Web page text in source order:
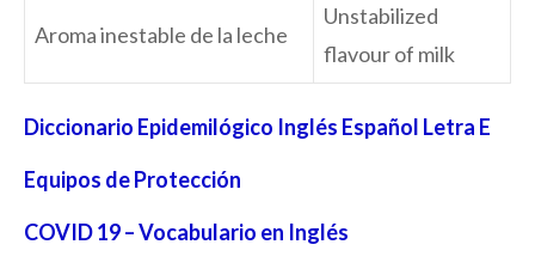
Aroma inestable de la leche
Unstabilized
flavour of milk
Diccionario Epidemilógico Inglés Español Letra E
Equipos de Protección
COVID 19 – Vocabulario en Inglés